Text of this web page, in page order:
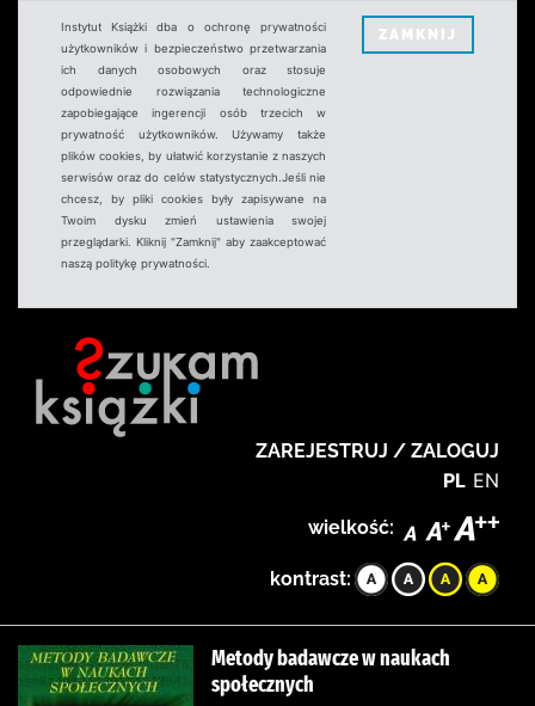
Instytut Książki dba o ochronę prywatności
użytkowników i bezpieczeństwo przetwarzania
ich danych osobowych oraz stosuje
odpowiednie rozwiązania technologiczne
zapobiegające ingerencji osób trzecich w
prywatność użytkowników. Używamy także
plików cookies, by ułatwić korzystanie z naszych
serwisów oraz do celów statystycznych.Jeśli nie
chcesz, by pliki cookies były zapisywane na
Twoim dysku zmień ustawienia swojej
przeglądarki. Kliknij "Zamknij" aby zaakceptować
naszą politykę prywatności.
ZAMKNIJ
ZAREJESTRUJ / ZALOGUJ
PL EN
wielkość:
kontrast:
Metody badawcze w naukach
społecznych